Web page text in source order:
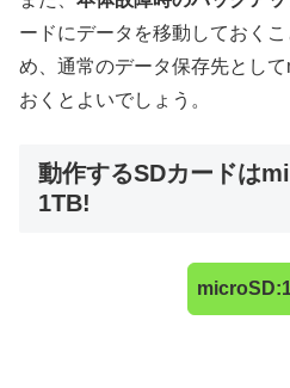
ードにデータを移動しておく
め、通常のデータ保存先とし
おくとよいでしょう。
動作するSDカードは
1TB!
microSD: